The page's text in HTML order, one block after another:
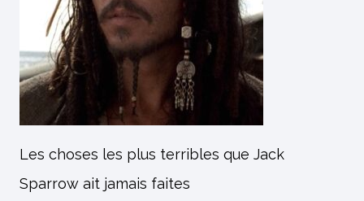
Les choses les plus terribles que Jack
Sparrow ait jamais faites